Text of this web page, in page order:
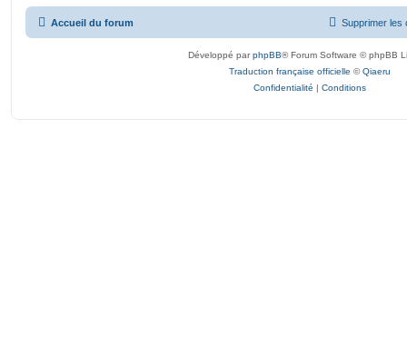
Accueil du forum Supprimer les
Développé parphpBB® Forum Software © phpBB
Traduction française officielle ©Qiaeru
Confidentialité | Conditions